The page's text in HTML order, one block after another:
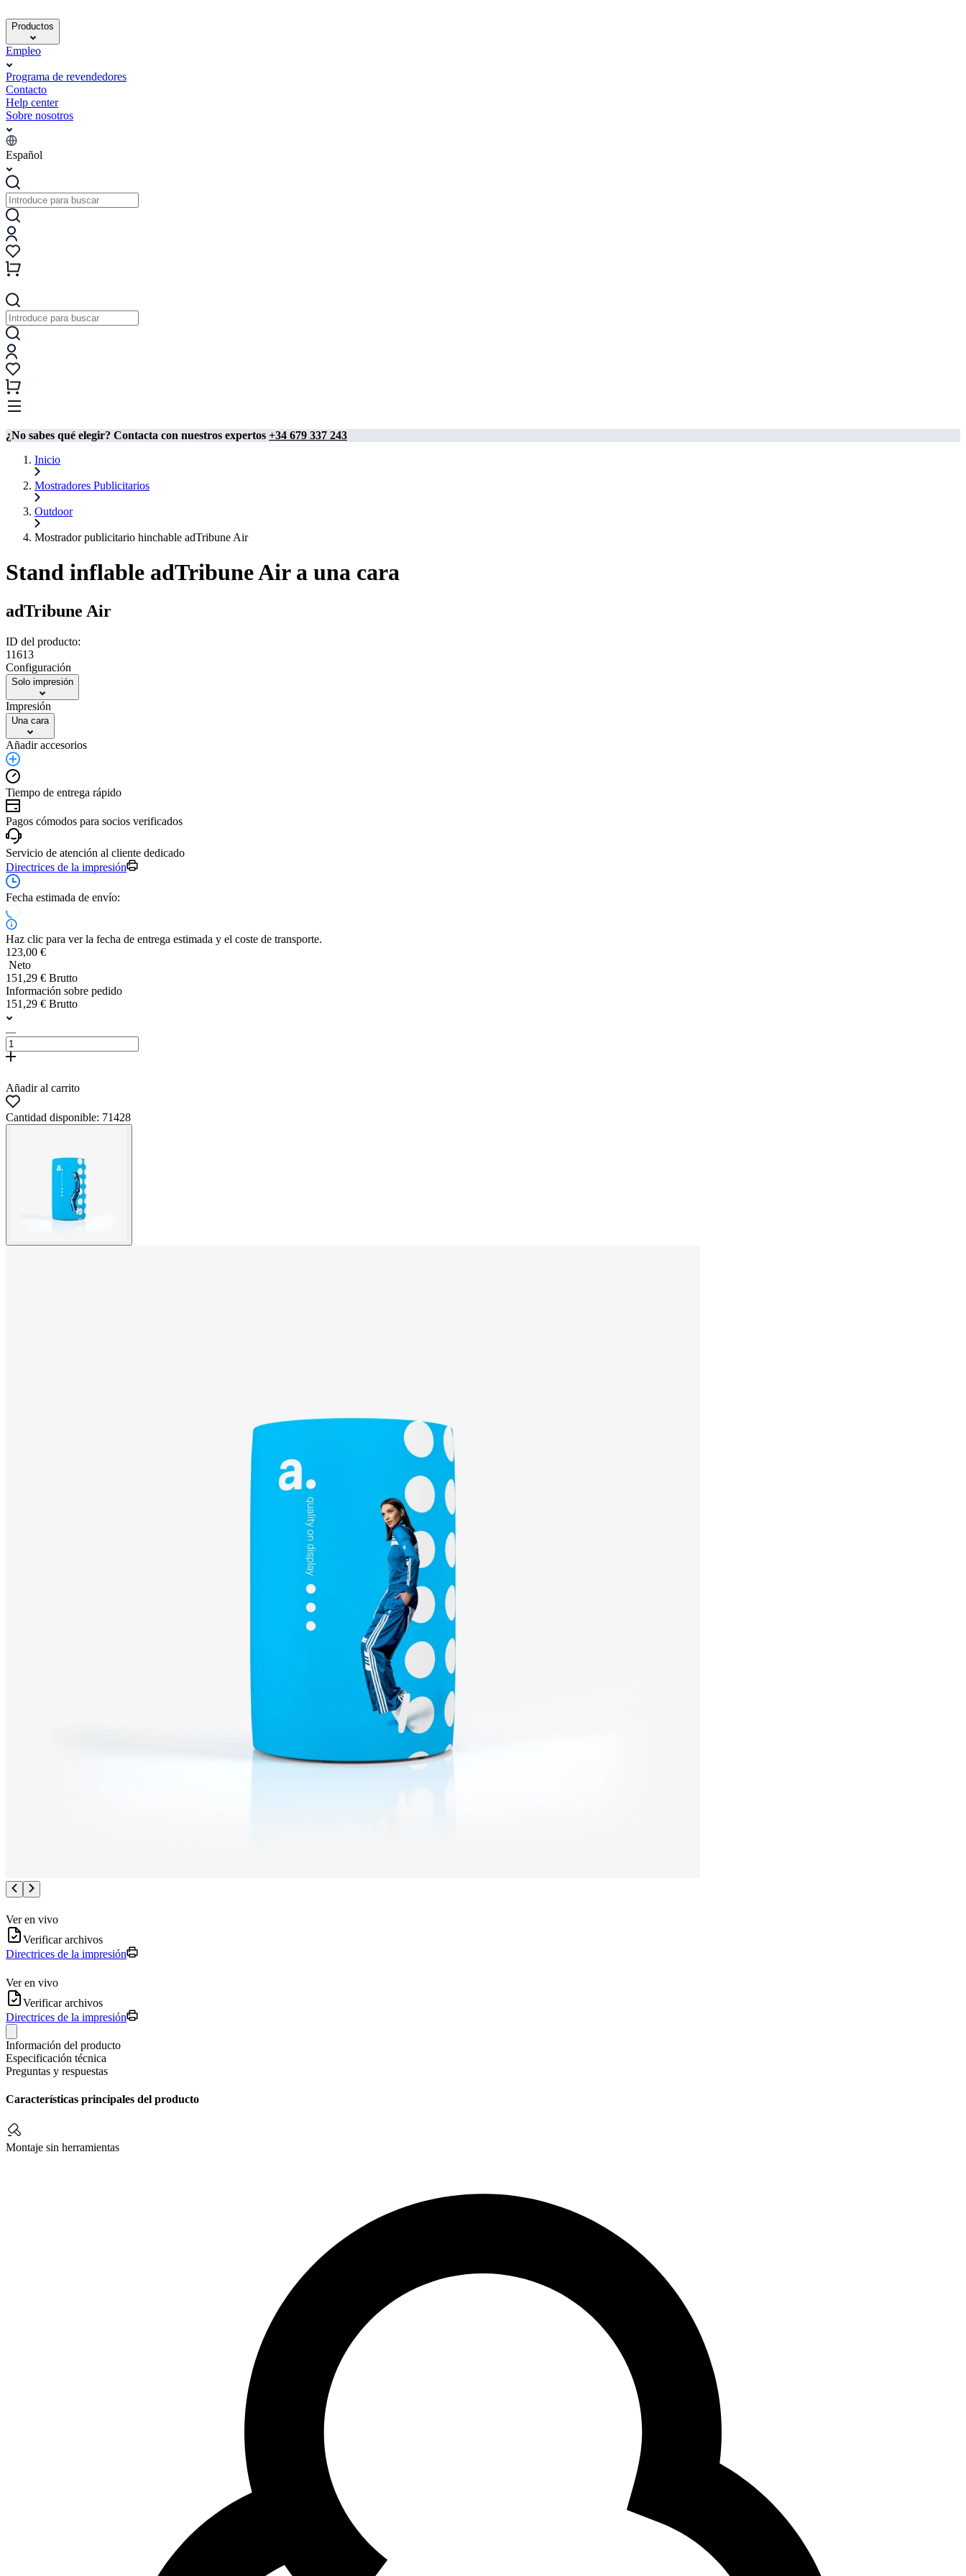
Productos
Empleo
Programa de revendedores
Contacto
Help center
Sobre nosotros
Español
¿No sabes qué elegir? Contacta con nuestros expertos +34 679 337 243
Inicio
Mostradores Publicitarios
Outdoor
Mostrador publicitario hinchable adTribune Air
Stand inflable adTribune Air a una cara
adTribune Air
ID del producto:
11613
Configuración
Solo impresión
Impresión
Una cara
Añadir accesorios
Tiempo de entrega rápido
Pagos cómodos para socios verificados
Servicio de atención al cliente dedicado
Directrices de la impresión
Fecha estimada de envío:
Haz clic para ver la fecha de entrega estimada y el coste de transporte.
123,00 €
Neto
151,29 € Brutto
Información sobre pedido
151,29 € Brutto
Añadir al carrito
Cantidad disponible: 71428
Ver en vivo
Verificar archivos
Directrices de la impresión
Ver en vivo
Verificar archivos
Directrices de la impresión
Información del producto
Especificación técnica
Preguntas y respuestas
Características principales del producto
Montaje sin herramientas